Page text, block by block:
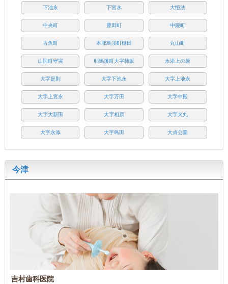
下池永 下宮永 大悟法
中央町 豊田町 中殿町
古魚町 本耶馬渓町樋田 丸山町
山国町守実 耶馬溪町大字柿坂 永添上の原
大字是則 大字下池永 大字上池永
大字上宮永 大字万田 大字中殿
大字大新田 大字相原 大字犬丸
大字永添 大字島田 大貞公園
今津
吉村歯科医院